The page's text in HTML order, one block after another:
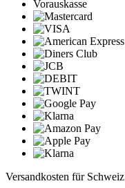
Vorauskasse
Versandkosten für Schweiz